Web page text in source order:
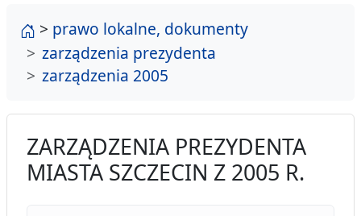
strona główna
> prawo lokalne, dokumenty
zarządzenia prezydenta
zarządzenia 2005
ZARZĄDZENIA PREZYDENTA
MIASTA SZCZECIN Z 2005 R.